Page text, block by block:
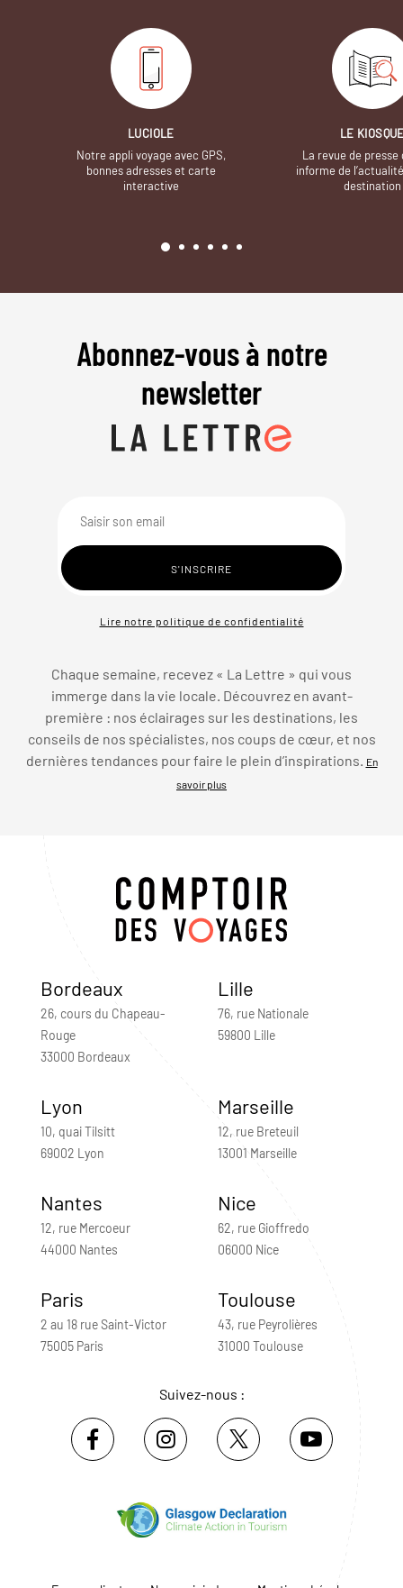
LUCIOLE
Notre appli voyage avec GPS,
bonnes adresses et carte
interactive
LE
La revue de presse
informe de
destination
Abonnez-vous à notre
newsletter
Lire notre politique de confidentialité
Chaque semaine, recevez « La Lettre » qui vous
immerge dans la vie locale. Découvrez en avant-
première : nos éclairages sur les destinations, les
conseils de nos spécialistes, nos coups de cœur, et nos
dernières tendances pour faire le plein d’inspirations.
En
savoir plus
Bordeaux
26, cours du Chapeau-
Rouge
33000 Bordeaux
Lille
76, rue Nationale
59800 Lille
Lyon
10, quai Tilsitt
69002 Lyon
Marseille
12, rue Breteuil
13001 Marseille
Nantes
12, rue Mercoeur
44000 Nantes
Nice
62, rue Gioffredo
06000 Nice
Paris
2 au 18 rue Saint-Victor
75005 Paris
Toulouse
43, rue Peyrolières
31000 Toulouse
Suivez-nous :